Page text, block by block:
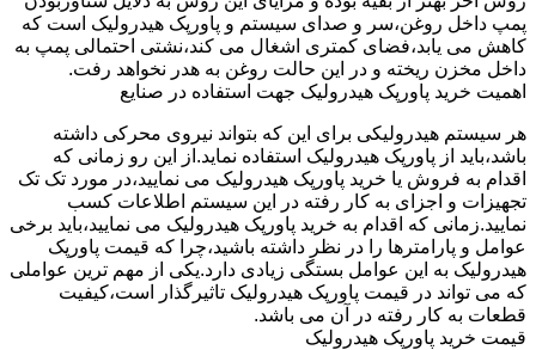
پمپ داخل روغن،سر و صدای سیستم و پاورپک هیدرولیک است که
کاهش می یابد،فضای کمتری اشغال می کند،نشتی احتمالی پمپ به
داخل مخزن ریخته و در این حالت روغن به هدر نخواهد رفت.
اهمیت خرید پاورپک هیدرولیک جهت استفاده در صنایع
هر سیستم هیدرولیکی برای این که بتواند نیروی محرکی داشته
باشد،باید از پاورپک هیدرولیک استفاده نماید.از این رو زمانی که
اقدام به فروش یا خرید پاورپک هیدرولیک می نمایید،در مورد تک تک
تجهیزات و اجزای به کار رفته در این سیستم اطلاعات کسب
نمایید.زمانی که اقدام به خرید پاورپک هیدرولیک می نمایید،باید برخی
عوامل و پارامترها را در نظر داشته باشید،چرا که قیمت پاورپک
هیدرولیک به این عوامل بستگی زیادی دارد.یکی از مهم ترین عواملی
که می تواند در قیمت پاورپک هیدرولیک تاثیرگذار است،کیفیت
قطعات به کار رفته در آن می باشد.
قیمت خرید پاورپک هیدرولیک